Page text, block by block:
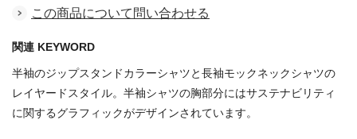
この商品について問い合わせる
関連 KEYWORD
半袖のジップスタンドカラーシャツと長袖モックネックシャツの
レイヤードスタイル。半袖シャツの胸部分にはサステナビリティ
に関するグラフィックがデザインされています。